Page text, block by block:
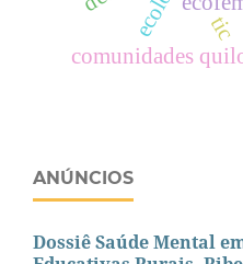
comunidades
tic
ANÚNCIOS
Dossiê Saúde Mental